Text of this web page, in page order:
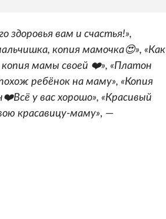
здоровья вам и счастья!»,
копия мамочка😍», «Как
мамы своей ❤️», «Платон
ребёнок на маму», «Копия
у вас хорошо», «Красивый
красавицу-маму», —